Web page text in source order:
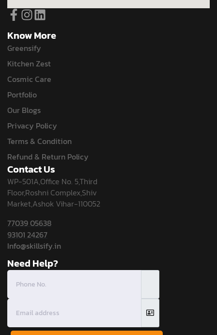
Know More
Greensify
Kitchen Zest
Cosmic Care
Portfolio
Our Blogs
Privacy Policy
Terms & Condition
Refund & Return Policy
Contact Us
WP-501A,Office No. 5,Third
Floor,Roshni Complex,Shiv
Market,Ashok Vihar-110052
77039 05638
93101 24267
Info@skillsify.in
Need Help?